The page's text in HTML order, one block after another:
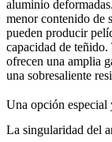
aluminio
menor contenido de
pueden producir
capacidad de teñido.
ofrecen una amplia
una sobresaliente
Una opción especial
La singularidad del